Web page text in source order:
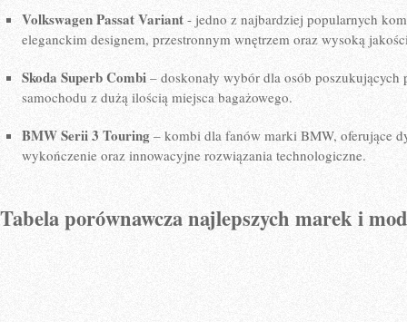
Volkswagen Passat Variant ⁢- jedno z najbardziej ⁤popularnych
eleganckim⁣ designem, przestronnym wnętrzem oraz​ wysoką‍
Skoda Superb Combi – doskonały⁣ wybór dla​ osób⁤
samochodu z dużą ilością miejsca bagażowego.
BMW Serii 3 Touring – ⁤kombi ⁢dla‍ fanów marki⁣ BMW, oferujące
wykończenie oraz ⁣innowacyjne rozwiązania ‍technologiczne.
Tabela⁢ porównawcza najlepszych marek i